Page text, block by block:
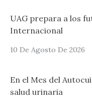
UAG prepara a los
Internacional
10 De Agosto De 2026
En el Mes del
salud urinaria